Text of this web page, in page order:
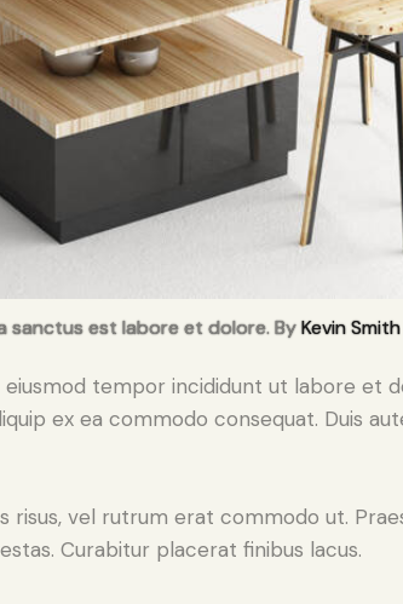
sanctus est labore et dolore. ByKevin Smith
tempor incididunt ut labore et
ex ea commodo consequat. Duis
vel rutrum erat commodo ut.
Curabitur placerat finibus lacus.